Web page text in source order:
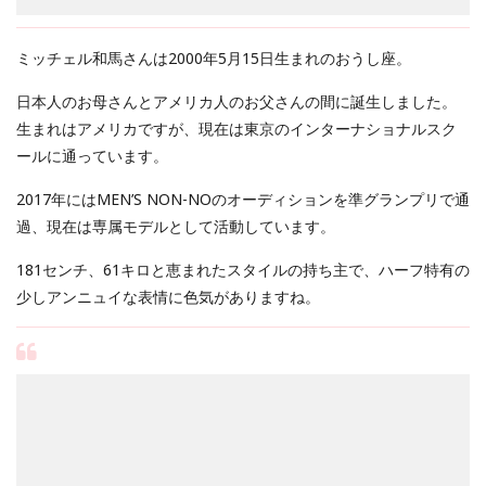
ミッチェル和馬さんは2000年5月15日生まれのおうし座。
日本人のお母さんとアメリカ人のお父さんの間に誕生しました。
生まれはアメリカですが、現在は東京のインターナショナルスク
ールに通っています。
2017年にはMEN’S NON-NOのオーディションを準グランプリで通
過、現在は専属モデルとして活動しています。
181センチ、61キロと恵まれたスタイルの持ち主で、ハーフ特有の
少しアンニュイな表情に色気がありますね。